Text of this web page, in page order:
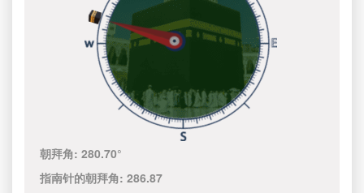
朝拜角:280.70°
指南针的朝拜角:286.87